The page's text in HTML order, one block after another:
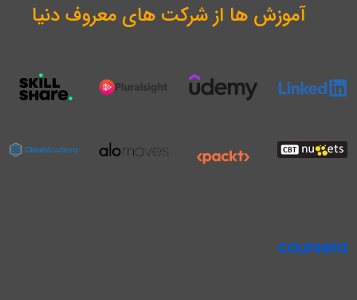
آموزش ها از شرکت های معروف دنیا